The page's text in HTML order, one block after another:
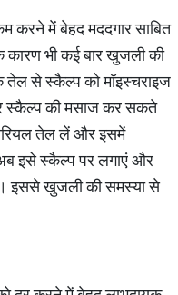
करने में बेहद मददगार साबित
भी कई बार खुजली की
तेल से स्कैल्प को मॉइस्चराइज
स्कैल्प की मसाज कर सकते
तेल लें और इसमें
इसे स्कैल्प पर लगाएं और
इससे खुजली की समस्या से